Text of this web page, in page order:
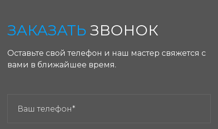
ЗАКАЗАТЬ ЗВОНОК
Оставьте свой телефон и наш мастер свяжется с
вами в ближайшее время.